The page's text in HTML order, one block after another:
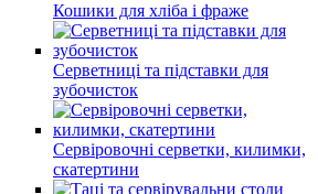
Кошики для хліба і фраже
Серветниці та підставки для
зубочисток
Сервіровочні серветки, килимки,
скатертини